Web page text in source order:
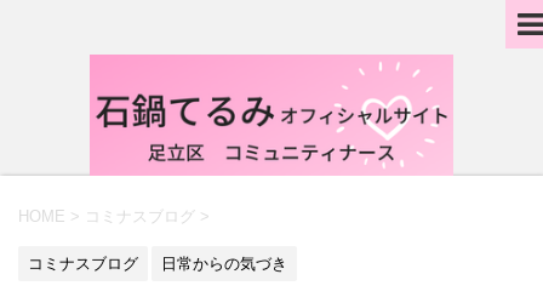
HOME > コミナスブログ >
コミナスブログ 日常からの気づき